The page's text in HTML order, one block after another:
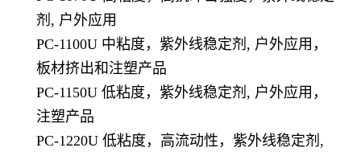
剂, 户外应用
PC-1100U 中粘度，紫外线稳定剂, 户外应用，
板材挤出和注塑产品
PC-1150U 低粘度，紫外线稳定剂, 户外应用，
注塑产品
PC-1220U 低粘度，高流动性，紫外线稳定剂,